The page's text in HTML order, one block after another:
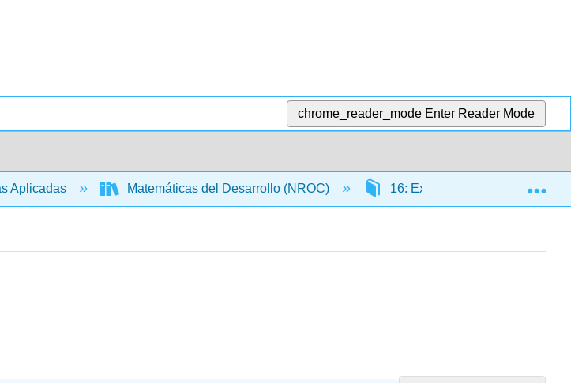
chrome_reader_mode Enter Reader Mode
Aplicadas Matemáticas del Desarrollo (NROC) 16: Expresiones radicales y